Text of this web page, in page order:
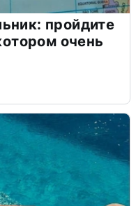
пройдите
очень